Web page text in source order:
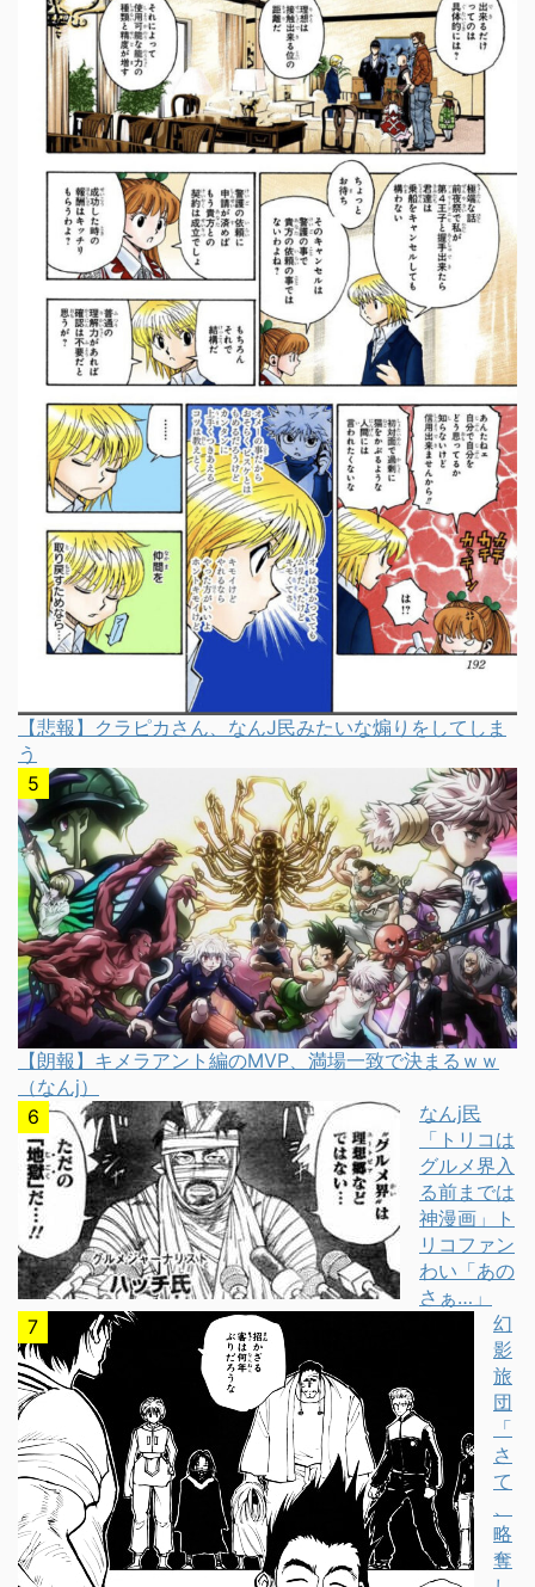
【悲報】クラピカさん、なんJ民みたいな煽りをしてしま
う
【朗報】キメラアント編のMVP、満場一致で決まるｗｗ
（なんj）
なんj民
「トリコは
グルメ界入
る前までは
神漫画」ト
リコファン
わい「あの
さぁ…」
幻
影
旅
団
「
さ
て
略
奪